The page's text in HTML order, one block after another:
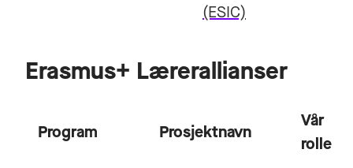
(ESIC)
Erasmus+ Lærerallianser
Program Prosjektnavn
Vår
rolle